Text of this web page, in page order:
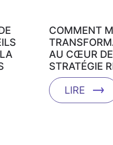
COMMENT
AU CŒUR
STRATÉGIE
LIRE